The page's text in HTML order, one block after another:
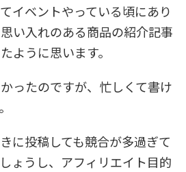
イベントやっている頃にあり
い入れのある商品の紹介記事
ように思います。
ったのですが、忙しくて書け
に投稿しても競合が多過ぎて
ょうし、アフィリエイト目的